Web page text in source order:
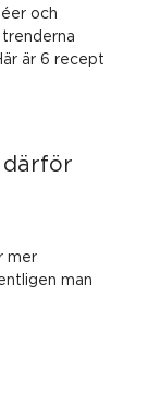
och
är 6 recept
därför
mer
man